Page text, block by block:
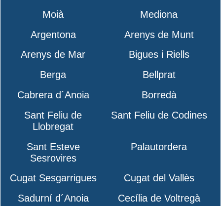
Moià
Mediona
Argentona
Arenys de Munt
Arenys de Mar
Bigues i Riells
Berga
Bellprat
Cabrera d´Anoia
Borredà
Sant Feliu de
Llobregat
Sant Feliu de Codines
Sant Esteve
Sesrovires
Palautordera
Cugat Sesgarrigues
Cugat del Vallès
Sadurní d´Anoia
Cecília de Voltregà